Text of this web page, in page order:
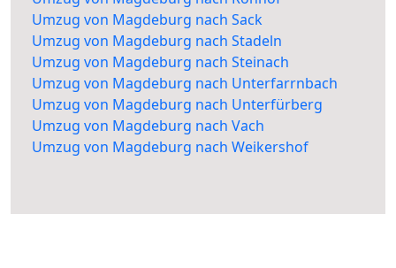
Umzug von Magdeburg nach Sack
Umzug von Magdeburg nach Stadeln
Umzug von Magdeburg nach Steinach
Umzug von Magdeburg nach Unterfarrnbach
Umzug von Magdeburg nach Unterfürberg
Umzug von Magdeburg nach Vach
Umzug von Magdeburg nach Weikershof